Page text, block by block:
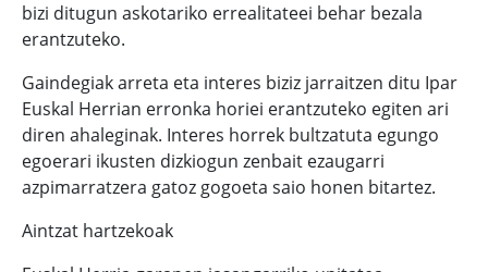
bizi ditugun askotariko errealitateei behar bezala
erantzuteko.
Gaindegiak arreta eta interes biziz jarraitzen ditu Ipar
Euskal Herrian erronka horiei erantzuteko egiten ari
diren ahaleginak. Interes horrek bultzatuta egungo
egoerari ikusten dizkiogun zenbait ezaugarri
azpimarratzera gatoz gogoeta saio honen bitartez.
Aintzat hartzekoak